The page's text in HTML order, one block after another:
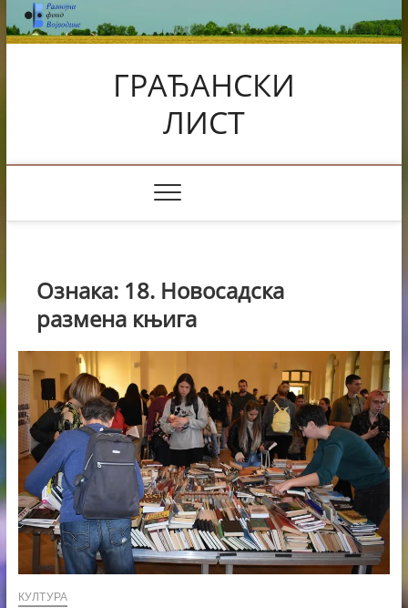
Skip
to
content
ГРАЂАНСКИ
ЛИСТ
Ознака: 18. Новосадска
размена књига
КУЛТУРА